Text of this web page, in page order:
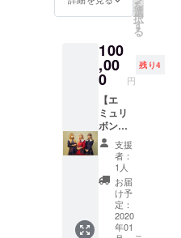
す！
あり ※
現地集
地まで
の交通
費は各
自でご
負担お
願いい
たしま
す）
年エ
ミュブ
ドコン
プリー
ト付き
（全種
類） ※
有効期
限：
2020年
1月〜
2020年
12月末
まで
を
選
択
す
る
100
,00
0 円
残り4
【エ
ミュリ
ボンの
裏側！
ミー
ティン
グ会議
に参
加】
コース
エミュ
支援
者：
1人
お届
け予
定：
2020
年01